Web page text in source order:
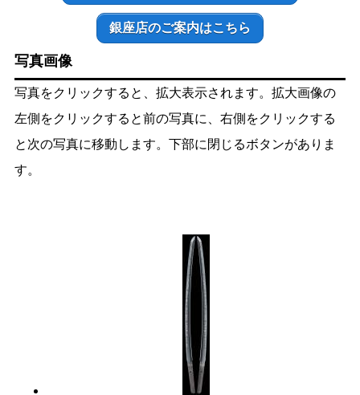
銀座店のご案内はこちら
写真画像
写真をクリックすると、拡大表示されます。拡大画像の
左側をクリックすると前の写真に、右側をクリックする
と次の写真に移動します。下部に閉じるボタンがありま
す。